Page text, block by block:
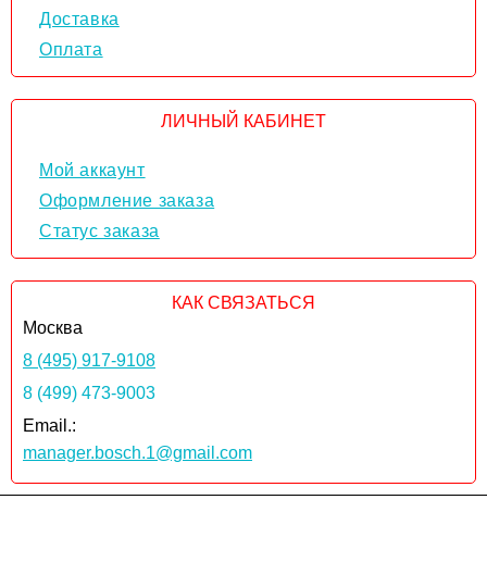
Доставка
Оплата
ЛИЧНЫЙ КАБИНЕТ
Мой аккаунт
Оформление заказа
Статус заказа
КАК СВЯЗАТЬСЯ
Москва
8 (495) 917-9108
8 (499) 473-9003
Email.:
manager.bosch.1@gmail.com